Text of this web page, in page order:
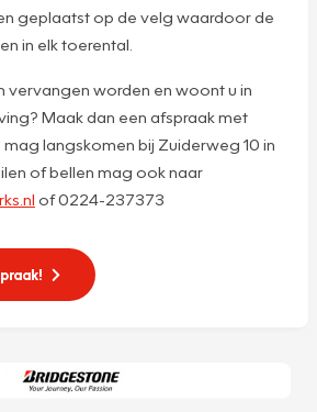
geplaatst op de velg waardoor de
in elk toerental.
vervangen worden en woont u in
Maak dan een afspraak met
mag langskomen bij Zuiderweg 10 in
of bellen mag ook naar
of 0224-237373